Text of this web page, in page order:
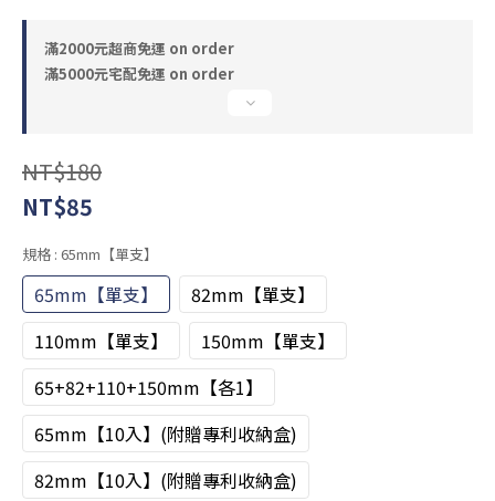
滿2000元超商免運 on order
滿5000元宅配免運 on order
NT$180
NT$85
規格 : 65mm【單支】
65mm【單支】
82mm【單支】
110mm【單支】
150mm【單支】
65+82+110+150mm【各1】
65mm【10入】(附贈專利收納盒)
82mm【10入】(附贈專利收納盒)